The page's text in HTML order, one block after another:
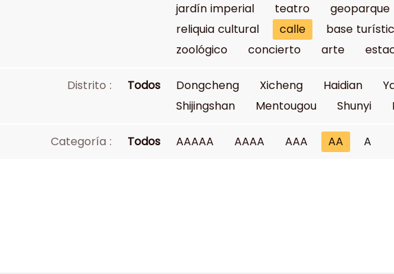
jardín imperial
teatro geoparque
reliquia cultural
calle base
zoológico
concierto arte
Distrito : Todos Dongcheng Xicheng Haidian
Shijingshan
Mentougou Shunyi
Categoría : Todos AAAAA AAAA AAA AA A